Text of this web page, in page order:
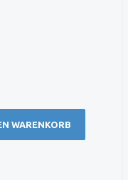
WARENKORB